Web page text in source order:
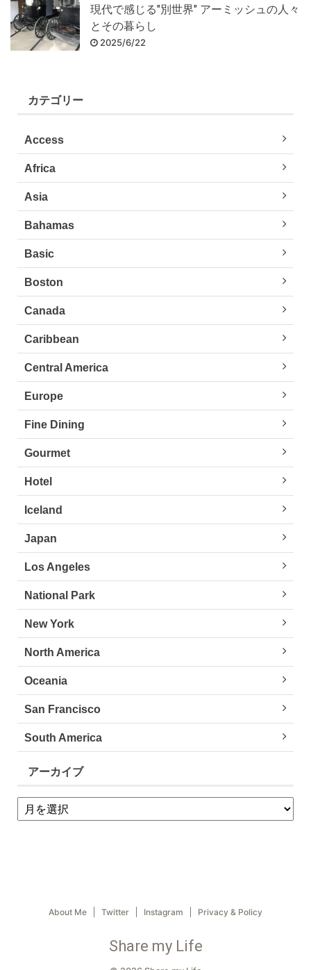
現代で感じる"別世界" アーミッシュの人々
とその暮らし
2025/6/22
カテゴリー
Access
Africa
Asia
Bahamas
Basic
Boston
Canada
Caribbean
Central America
Europe
Fine Dining
Gourmet
Hotel
Iceland
Japan
Los Angeles
National Park
New York
North America
Oceania
San Francisco
South America
アーカイブ
About Me Twitter Instagram Privacy & Policy
Share my Life